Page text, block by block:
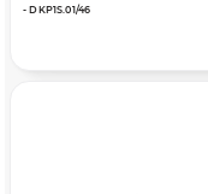
- DKP1S.01/46